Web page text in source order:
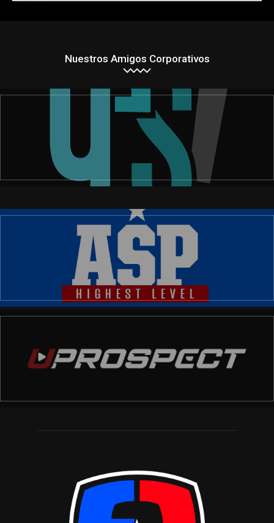
Nuestros Amigos Corporativos